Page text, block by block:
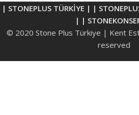
| STONEPLUS TÜRKİYE | |
| |
© 2020 Stone Plus Türkiye | Kent
reserved